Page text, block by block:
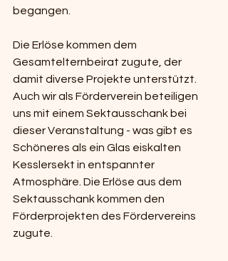
begangen.
Die Erlöse kommen dem
Gesamtelternbeirat zugute, der
damit diverse Projekte unterstützt.
Auch wir als Förderverein beteiligen
uns mit einem Sektausschank bei
dieser Veranstaltung - was gibt es
Schöneres als ein Glas eiskalten
Kesslersekt in entspannter
Atmosphäre. Die Erlöse aus dem
Sektausschank kommen den
Förderprojekten des Fördervereins
zugute.